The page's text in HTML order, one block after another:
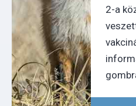
2-a